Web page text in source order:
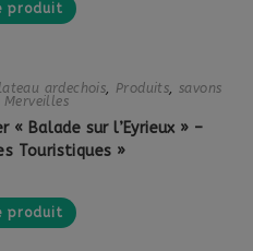
produit
ardechois Produits
savons
« Balade sur l’Eyrieux » –
Touristiques »
produit